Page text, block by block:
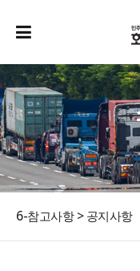
6-참고사항 > 공지사항